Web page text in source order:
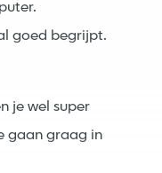
goed begrijpt.
je wel super
gaan graag in